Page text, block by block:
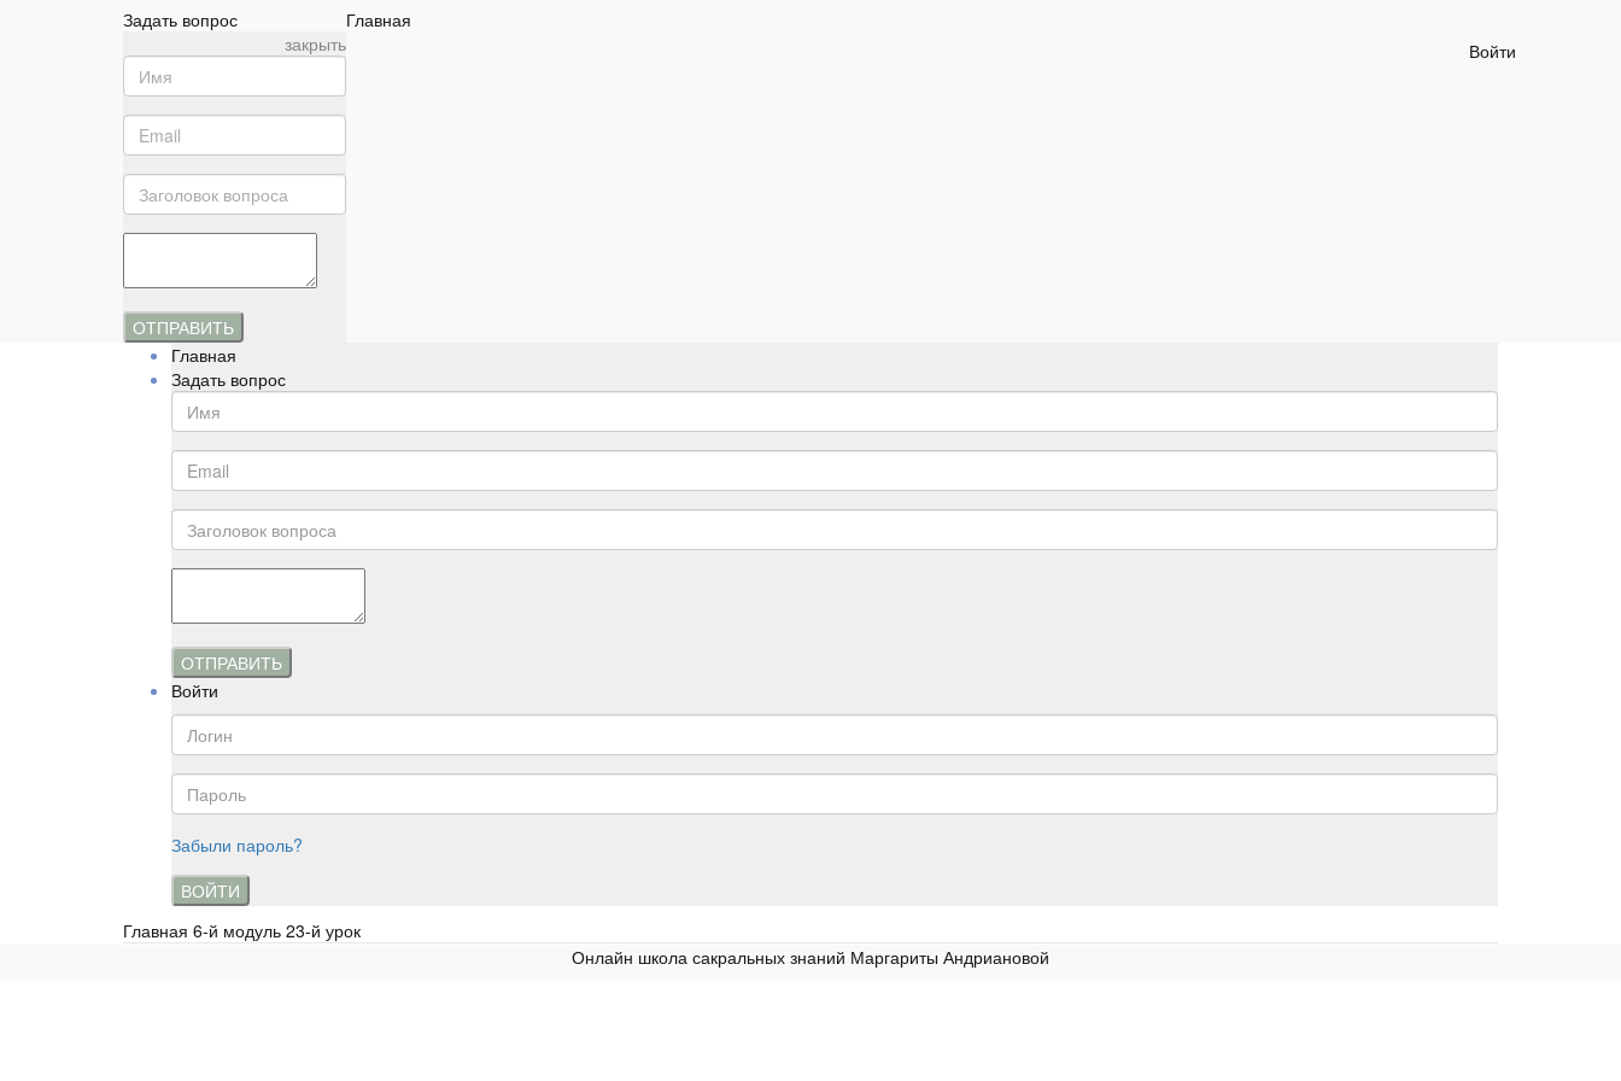
Главная
Задать вопрос
закрыть
ОТПРАВИТЬ
Войти
Главная
Задать вопрос
ОТПРАВИТЬ
Войти
Забыли пароль?
ВОЙТИ
Главная 6-й модуль 23-й урок
Онлайн школа сакральных знаний Маргариты Андриановой